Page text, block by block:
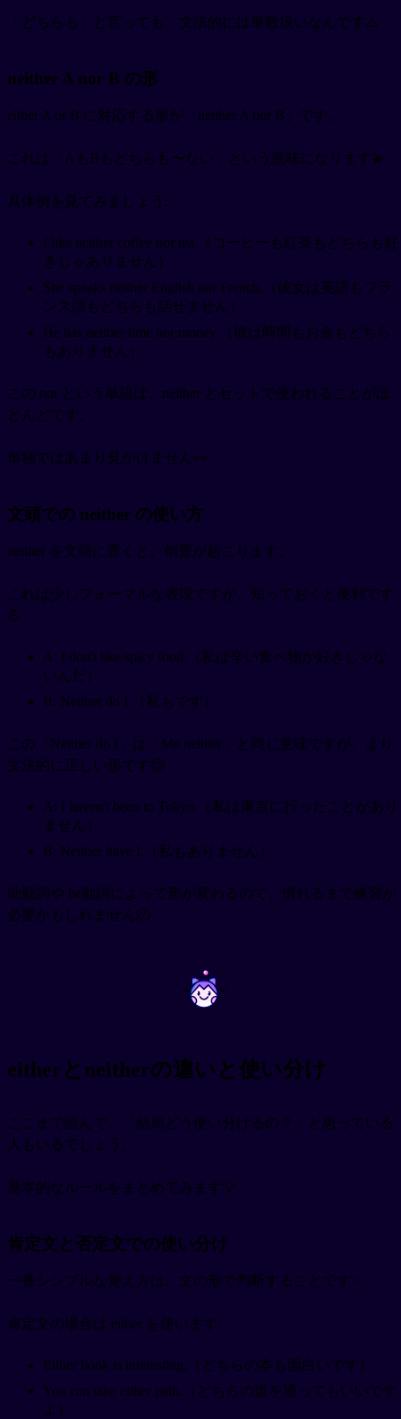
「どちらも」と言っても、文法的には単数扱いなんです⚠️
neither A nor B の形
either A or B に対応する形が「neither A nor B」です。
これは「AもBもどちらも〜ない」という意味になります💫
具体例を見てみましょう:
I like neither coffee nor tea.（コーヒーも紅茶もどちらも好
きじゃありません）
She speaks neither English nor French.（彼女は英語もフラ
ンス語もどちらも話せません）
He has neither time nor money.（彼は時間もお金もどちら
もありません）
この nor という単語は、neither とセットで使われることがほ
とんどです。
単独ではあまり見かけません👀
文頭での neither の使い方
neither を文頭に置くと、倒置が起こります。
これは少しフォーマルな表現ですが、知っておくと便利です
💪
A: I don't like spicy food.（私は辛い食べ物が好きじゃな
いんだ）
B: Neither do I.（私もです）
この「Neither do I」は「Me neither」と同じ意味ですが、より
文法的に正しい形です😊
A: I haven't been to Tokyo.（私は東京に行ったことがあり
ません）
B: Neither have I.（私もありません）
助動詞や be動詞によって形が変わるので、慣れるまで練習が
必要かもしれません🫠
~ ~
eitherとneitherの違いと使い分け
ここまで読んで、「結局どう使い分けるの？」と思っている
人もいるでしょう。
基本的なルールをまとめてみます💡
肯定文と否定文での使い分け
一番シンプルな覚え方は、文の形で判断することです✨
肯定文の場合は either を使います:
Either book is interesting.（どちらの本も面白いです）
You can take either path.（どちらの道を通ってもいいです
よ）